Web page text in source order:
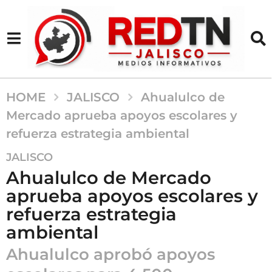
HOME JALISCO
Ahualulco de
Mercado aprueba apoyos escolares y
refuerza estrategia ambiental
4
m
e
s
e
s
a
g
JALISCO
Ahualulco de Mercado
aprueba apoyos escolares y
refuerza estrategia
ambiental
Ahualulco aprobó apoyos